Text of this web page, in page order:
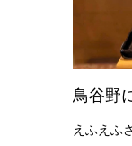
鳥谷野
えふえふ